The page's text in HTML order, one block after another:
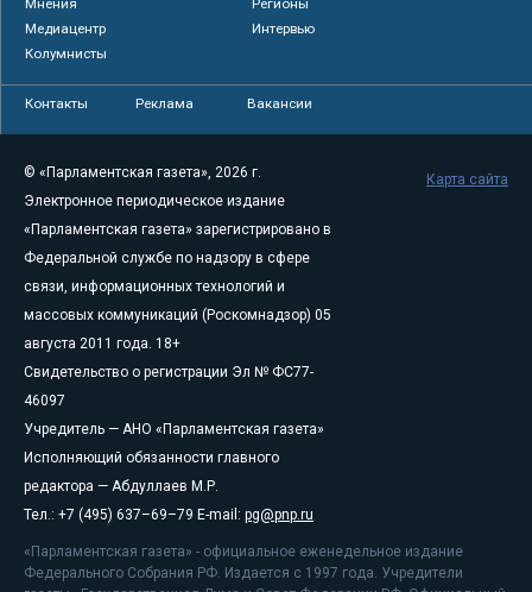
Мнения
Регионы
Медиацентр
Интервью
Колумнисты
Контакты Реклама Вакансии
© «Парламентская газета», 2026 г.
Электронное периодическое издание
«Парламентская газета» зарегистрировано в
Федеральной службе по надзору в сфере
связи, информационных технологий и
массовых коммуникаций (Роскомнадзор) 05
августа 2011 года. 18+
Свидетельство о регистрации Эл № ФС77-
46097
Учредитель — АНО «Парламентская газета»
Исполняющий обязанности главного
редактора — Абдуллаев М.Р.
Тел.: +7 (495) 637–69–79 E-mail: pg@pnp.ru
«Парламентская газета» - официальное еженедельное издание
Федерального Собрания РФ. Издается с 1997 года. Учредители
Карта сайта